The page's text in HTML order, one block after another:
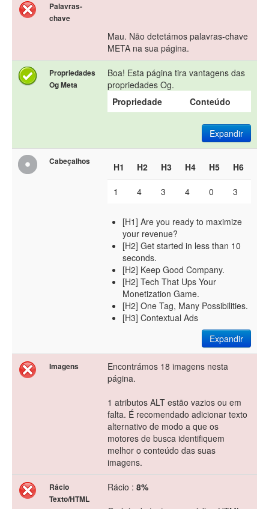
Palavras-
chave
Mau. Não detetámos palavras-chave
META na sua página.
Propriedades
Og Meta
Boa! Esta página tira vantagens das
propriedades Og.
Propriedade
Conteúdo
Expandir
Cabeçalhos H1 H2 H3 H4 H5 H6
1 4 3 4 0 3
[H1] Are you ready to maximize
your revenue?
[H2] Get started in less than 10
seconds.
[H2] Keep Good Company.
[H2] Tech That Ups Your
Monetization Game.
[H2] One Tag, Many Possibilities.
[H3] Contextual Ads
Expandir
Imagens
Encontrámos 18 imagens nesta
página.
1 atributos ALT estão vazios ou em
falta. É recomendado adicionar texto
alternativo de modo a que os
motores de busca identifiquem
melhor o conteúdo das suas
imagens.
Rácio
Texto/HTML
Rácio : 8%